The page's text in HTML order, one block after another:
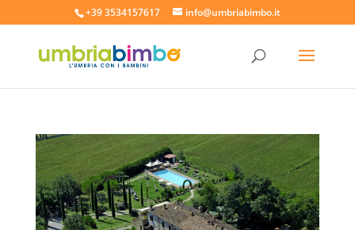
+39 3534157617 info@umbriabimbo.it